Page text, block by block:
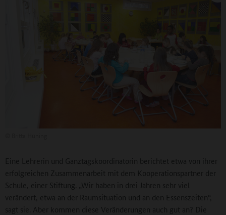
Eine Lehrerin und Ganztagskoordinatorin berichtet etwa von ihrer
erfolgreichen Zusammenarbeit mit dem Kooperationspartner der
Schule, einer Stiftung. „Wir haben in drei Jahren sehr viel
verändert, etwa an der Raumsituation und an den Essenszeiten“,
sagt sie. Aber kommen diese Veränderungen auch gut an? Die